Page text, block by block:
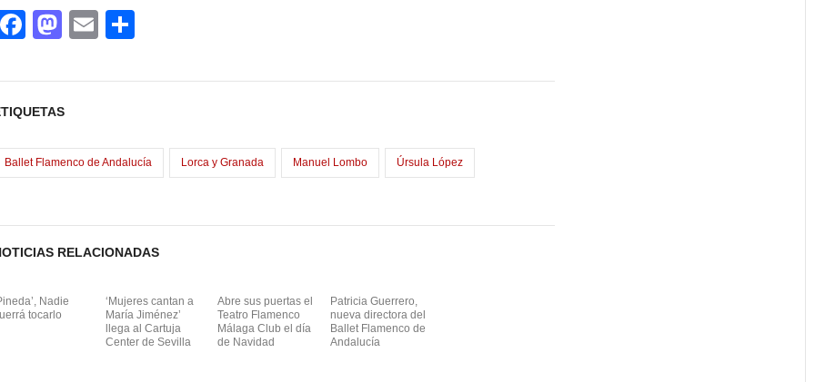
F
c
e
b
o
k
M
st
o
d
o
E
ail m
ar
tir
Ballet Flamenco de Andalucía Lorca y Granada Manuel Lombo Úrsula López
RELACIONADAS
Nadie
tocarlo
‘Mujeres cantan a
María Jiménez’
llega al Cartuja
Center de Sevilla
Abre sus puertas el
Teatro Flamenco
Málaga Club el día
de Navidad
Patricia Guerrero,
nueva directora del
Ballet Flamenco de
Andalucía